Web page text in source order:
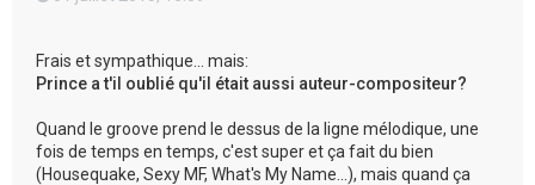
Frais et sympathique... mais:
Prince a t'il oublié qu'il était aussi auteur-compositeur?
Quand le groove prend le dessus de la ligne mélodique, une
fois de temps en temps, c'est super et ça fait du bien
(Housequake, Sexy MF, What's My Name...), mais quand ça